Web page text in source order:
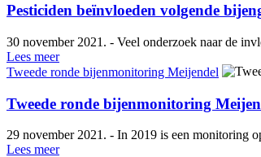
Pesticiden beïnvloeden volgende
30 november 2021. - Veel onderzoek naar de
Lees meer
Tweede ronde bijenmonitoring Meijendel
Tweede ronde bijenmonitoring
29 november 2021. - In 2019 is een monitoring
Lees meer